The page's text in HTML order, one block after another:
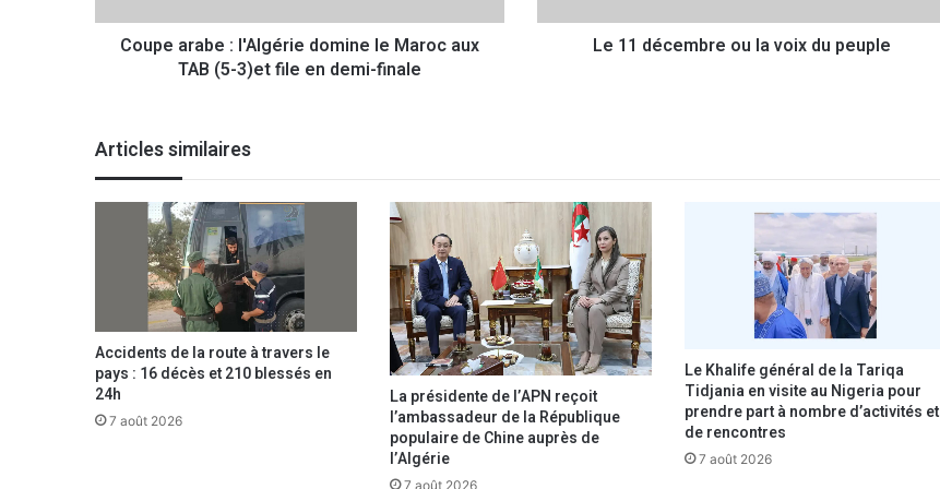
b
l
g
é
i
n
e
Coupe arabe : l'Algérie domine le Maroc aux
TAB (5-3)et file en demi-finale
m
a
v
i
x
d
u
p
e
u
p
l
Le 11 décembre ou la voix du peuple
Articles similaires
Accidents de la route à travers le
pays : 16 décès et 210 blessés en
24h
7 août 2026
La présidente de l’APN reçoit
l’ambassadeur de la République
populaire de Chine auprès de
l’Algérie
7 août 2026
Le Khalife général de la Tariqa
Tidjania en visite au Nigeria pour
prendre part à nombre d’activités et
de rencontres
7 août 2026